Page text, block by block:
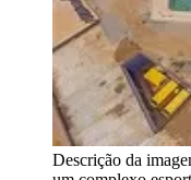
Descrição da